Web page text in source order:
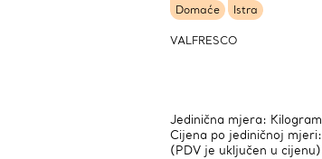
Domaće Istra
VALFRESCO
Jedinična mjera: Kilogram
Cijena po jediničnoj mjeri:
(PDV je uključen u cijenu)